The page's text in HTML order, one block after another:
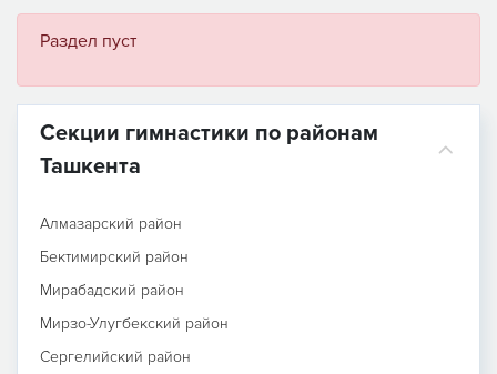
Раздел пуст
Секции гимнастики по районам
Ташкента
Алмазарский район
Бектимирский район
Мирабадский район
Мирзо-Улугбекский район
Сергелийский район